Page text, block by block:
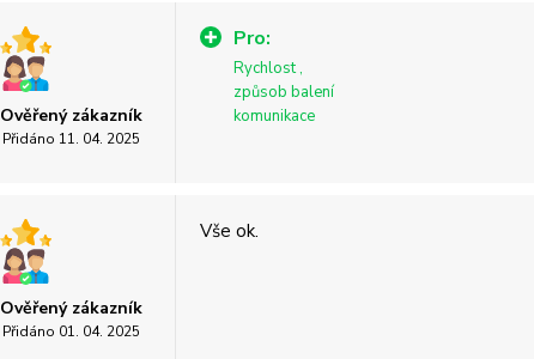
Ověřený zákazník
Přidáno 11. 04. 2025
Pro:
Rychlost ,
způsob balení
komunikace
Ověřený zákazník
Přidáno 01. 04. 2025
Vše ok.